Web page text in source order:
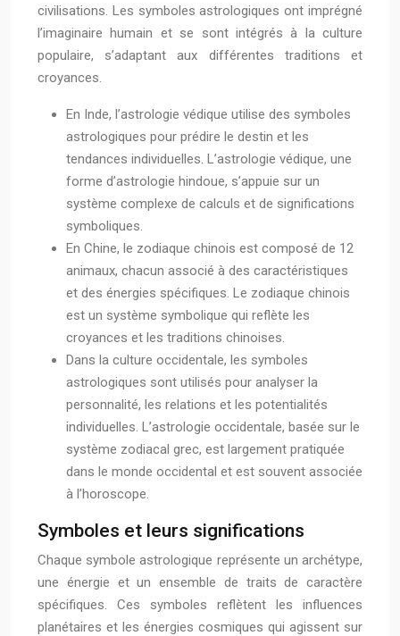
civilisations. Les symboles astrologiques ont imprégné
l’imaginaire humain et se sont intégrés à la culture
populaire, s’adaptant aux différentes traditions et
croyances.
En Inde, l’astrologie védique utilise des symboles
astrologiques pour prédire le destin et les
tendances individuelles. L’astrologie védique, une
forme d’astrologie hindoue, s’appuie sur un
système complexe de calculs et de significations
symboliques.
En Chine, le zodiaque chinois est composé de 12
animaux, chacun associé à des caractéristiques
et des énergies spécifiques. Le zodiaque chinois
est un système symbolique qui reflète les
croyances et les traditions chinoises.
Dans la culture occidentale, les symboles
astrologiques sont utilisés pour analyser la
personnalité, les relations et les potentialités
individuelles. L’astrologie occidentale, basée sur le
système zodiacal grec, est largement pratiquée
dans le monde occidental et est souvent associée
à l’horoscope.
Symboles et leurs significations
Chaque symbole astrologique représente un archétype,
une énergie et un ensemble de traits de caractère
spécifiques. Ces symboles reflètent les influences
planétaires et les énergies cosmiques qui agissent sur